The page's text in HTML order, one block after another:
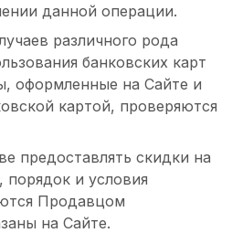
данной операции.
различного рода
банковских карт
оформленные на Сайте и
картой, проверяются
предоставлять скидки на
и условия
Продавцом
на Сайте.